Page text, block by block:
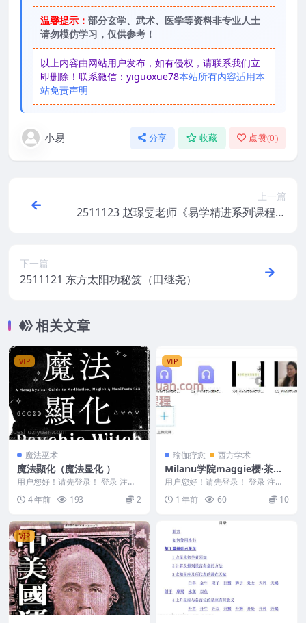
温馨提示： 部分玄学、武术、医学等资料非专业人士
请勿模仿学习，仅供参考！
以上内容由网站用户发布，如有侵权，请联系我们立
即删除！联系微信：yiguoxue78本站所有内容适用本
站免责声明
小易 分享 收藏 点赞(0)
上一篇
2511123 赵璟雯老师《易学精进系列课程之
下一篇
2511121 东方太阳功秘笈（田继尧）
相关文章
VIP
魔法巫术
魔法顯化（魔法显化 ）
用户您好！请先登录！ 登录 注册
魔法顯化（魔法显化 ） 编号2233
30-03...
4 年前 193 2
VIP
瑜伽疗愈 西方学术
Milanu学院maggie樱·茶禅‬
疗愈师模块课「2025年新风
口」7集视频+录音Y
用户您好！请先登录！ 登录 注册
Milanu学院maggie樱·茶禅‬疗愈师
模...1 年前 60 10
VIP